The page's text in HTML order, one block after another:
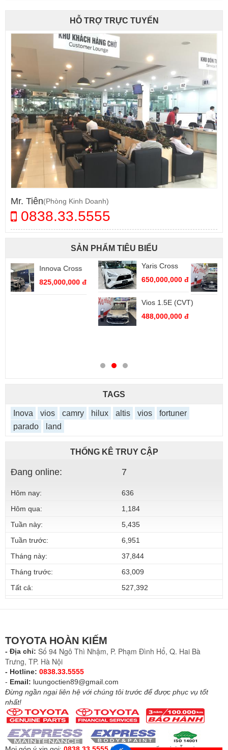
HỖ TRỢ TRỰC TUYẾN
Mr. Tiên(Phòng Kinh Doanh)
0838.33.5555
SẢN PHẨM TIÊU BIỂU
Yaris Cross
650,000,000 đ
Vios 1.5G (CVT)
545,000,000 đ
Vios 1.5E (CVT)
488,000,000 đ
TAGS
Inova vios camry hilux altis vios
fortuner
parado
land
THỐNG KÊ TRUY CẬP
Đang online: 7
Hôm nay:
636
Hôm qua:
1,184
Tuần này:
5,435
Tuần trước:
6,951
Tháng này:
37,844
Tháng trước:
63,009
Tất cả:
527,392
TOYOTA HOÀN KIẾM
- Địa chỉ: Số 94 Ngô Thì Nhậm, P. Phạm Đình Hổ, Q. Hai Bà
Trưng, TP. Hà Nội
- Hotline: 0838.33.5555
- Email: luungoctien89@gmail.com
Đừng ngần ngại liên hệ với chúng tôi trước để được phục vụ tốt
nhất!